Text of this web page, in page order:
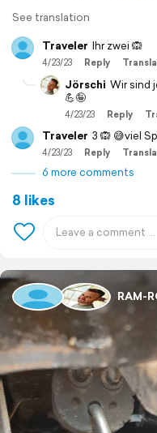
See translation
Traveler Ihr zwei 🙉
4/23/23 Reply
Jörschi Wir sind
💪🤪
4/23/23 Reply
Traveler 3 🙉 😅viel
4/23/23 Reply
6 more comments
8 likes
RAM-